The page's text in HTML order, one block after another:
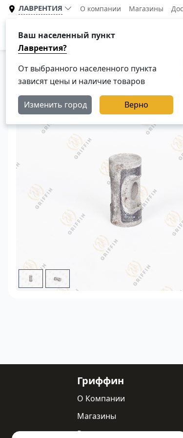
ЛАВРЕНТИЯ
Ваш населенный пункт
Лаврентия?
От выбранного населенного пункта
зависят цены и наличие товаров
Изменить город Верно
О компании Магазины
Каталог
Главная Каталог Разборка Скания, Б/У
Гриффин
О Компании
Магазины
Реквизиты